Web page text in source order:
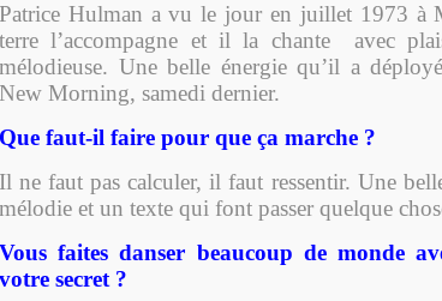
Patrice Hulman a vu le jour en juillet 1973 à
terre l’accompagne et il la chante avec
mélodieuse. Une belle énergie qu’il a
New Morning, samedi dernier.
Que faut-il faire pour que ça marche ?
Il ne faut pas calculer, il faut ressentir. Une
mélodie et un texte qui font passer quelque
Vous faites danser beaucoup de monde
votre secret ?